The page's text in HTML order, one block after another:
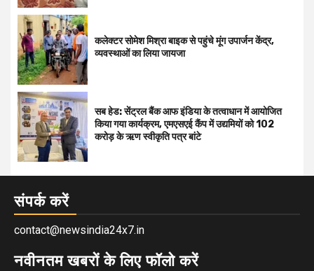
कलेक्टर सोमेश मिश्रा बाइक से पहुंचे मूंग उपार्जन केंद्र,
व्यवस्थाओं का लिया जायजा
सब हेड: सेंट्रल बैंक आफ इंडिया के तत्वाधान में आयोजित
किया गया कार्यक्रम, एमएसएई कैंप में उद्यमियों को 102
करोड़ के ऋण स्वीकृति पत्र बांटे
संपर्क करें
contact@newsindia24x7.in
नवीनतम खबरों के लिए फॉलो करें